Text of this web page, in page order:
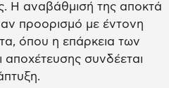
Η αναβάθμισή της αποκτά
προορισμό με έντονη
όπου η επάρκεια των
συνδέεται